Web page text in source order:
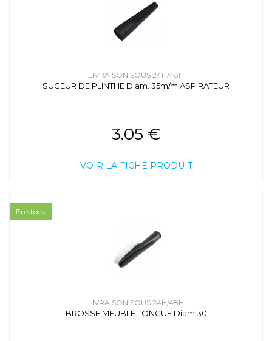
LIVRAISON SOUS 24H/48H
SUCEUR DE PLINTHE Diam. 35m/m ASPIRATEUR
3.05 €
VOIR LA FICHE PRODUIT
LIVRAISON SOUS 24H/48H
BROSSE MEUBLE LONGUE Diam.30
En stock